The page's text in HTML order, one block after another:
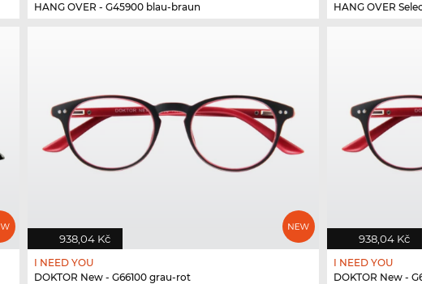
HANG OVER - G45900 blau-braun
HANG OVER
938,04 Kč
I NEED YOU
DOKTOR New - G66100 grau-rot
938,04 Kč
I NEED YOU
DOKTOR New -